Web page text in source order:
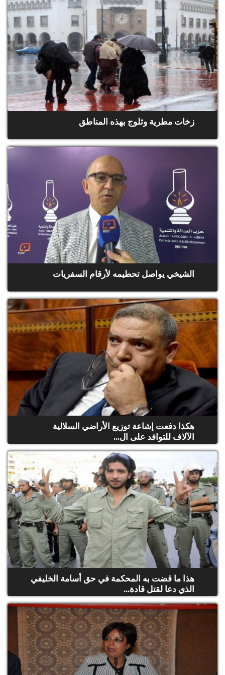
زخات مطرية وثلوج بهذه المناطق
الشيخي يواصل تحطيمه لأرقام السفريات
هكذا دفعت إشاعة توزيع الأراضي السلالية
الآلاف للتوافد على ال...
هذا ما قضت به المحكمة في حق أسامة الخليفي
الذي دعا لقتل قادة...